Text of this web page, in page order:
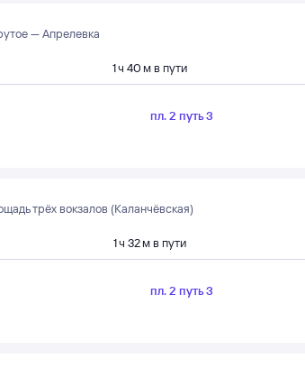
— Апрелевка
1 ч 40 м в пути
пл. 2 путь 3
трёх вокзалов (Каланчёвская)
1 ч 32 м в пути
пл. 2 путь 3